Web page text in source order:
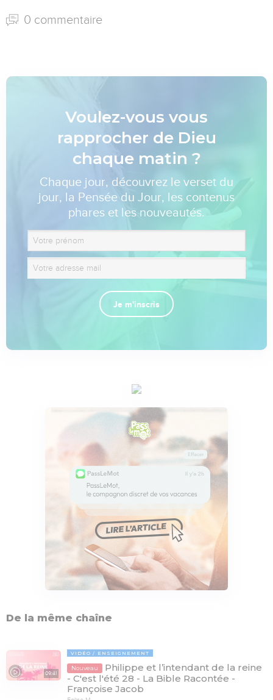
0 commentaire
Voulez-vous vous
rapprocher de Dieu
chaque matin ?
Chaque jour, découvrez le verset du
jour, la Pensée du Jour, les contenus
phares et les nouveautés.
Je m'inscris
De la même chaîne
09:41
VIDÉO ENSEIGNEMENT
Nouveau
Philippe et l’intendant de la reine
- C'est l'été 28 - La Bible Racontée -
Françoise Jacob